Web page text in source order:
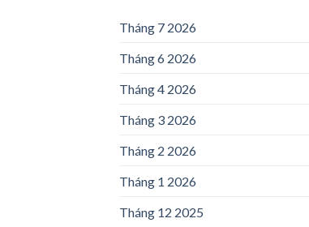
Tháng 7 2026
Tháng 6 2026
Tháng 4 2026
Tháng 3 2026
Tháng 2 2026
Tháng 1 2026
Tháng 12 2025